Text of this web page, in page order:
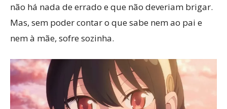
não há nada de errado e que não deveriam brigar.
Mas, sem poder contar o que sabe nem ao pai e
nem à mãe, sofre sozinha.